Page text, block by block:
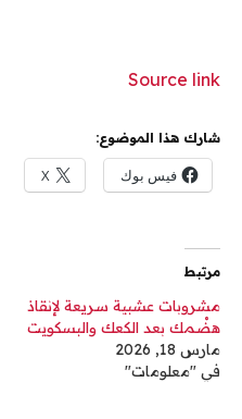
Source link
شارك هذا الموضوع:
فيس بوك X
مرتبط
مشروبات عشبية سريعة لإنقاذ
هضْمك بعد الكعك والبسكويت
مارس 18, 2026
في "معلومات"